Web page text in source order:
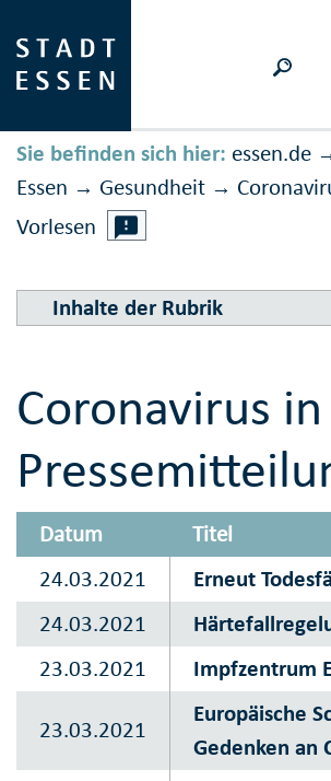
Sie befinden sich hier: essen.de
Essen → Gesundheit →
Vorlesen
Inhalte der Rubrik
Coronavirus in
Datum Titel
24.03.2021
Erneut
24.03.2021
23.03.2021
Impfzentrum
23.03.2021
Europäische
Gedenken an